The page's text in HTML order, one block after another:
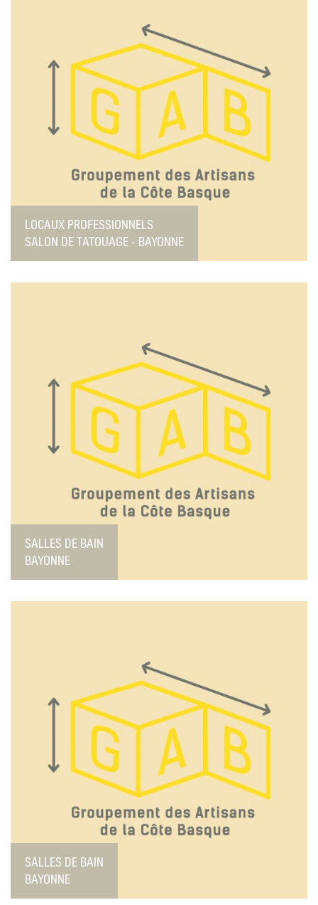
LOCAUX PROFESSIONNELS
SALON DE TATOUAGE - BAYONNE
SALLES DE BAIN
BAYONNE
SALLES DE BAIN
BAYONNE